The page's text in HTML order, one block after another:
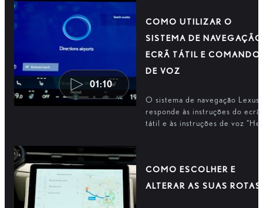
01:10
COMO UTILIZAR O
SISTEMA DE
ECRÃ TÁTIL E
DE VOZ
O sistema de navegação Lexus
responde às instruções do ecrã
tátil e às instruções de voz
COMO ESCOLHER E
ALTERAR AS SUAS ROTAS